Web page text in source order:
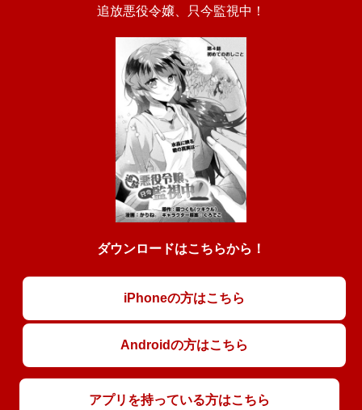
追放悪役令嬢、只今監視中！
ダウンロードはこちらから！
iPhoneの方はこちら
Androidの方はこちら
アプリを持っている方はこちら